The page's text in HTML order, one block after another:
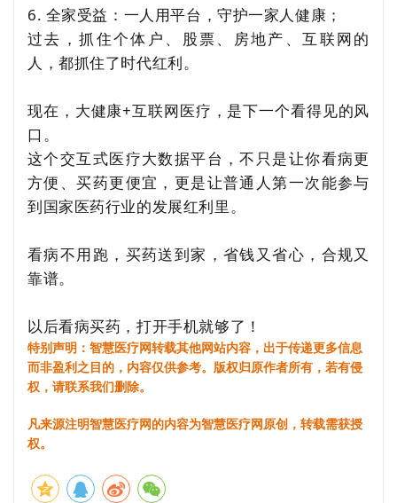
6. 全家受益：一人用平台，守护一家人健康；
过去，抓住个体户、股票、房地产、互联网的
人，都抓住了时代红利。
现在，大健康+互联网医疗，是下一个看得见的风
口。
这个交互式医疗大数据平台，不只是让你看病更
方便、买药更便宜，更是让普通人第一次能参与
到国家医药行业的发展红利里。
看病不用跑，买药送到家，省钱又省心，合规又
靠谱。
以后看病买药，打开手机就够了！
特别声明：智慧医疗网转载其他网站内容，出于传递更多信息
而非盈利之目的，内容仅供参考。版权归原作者所有，若有侵
权，请联系我们删除。
凡来源注明智慧医疗网的内容为智慧医疗网原创，转载需获授
权。